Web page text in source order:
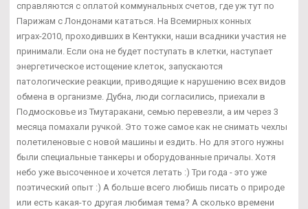
справляются с оплатой коммунальных счетов, где уж тут по
Парижам с Лондонами кататься. На Всемирных конных
играх-2010, проходивших в Кентукки, наши всадники участия не
принимали. Если она не будет поступать в клетки, наступает
энергетическое истощение клеток, запускаются
патологические реакции, приводящие к нарушению всех видов
обмена в организме. Дубна, люди согласились, приехали в
Подмосковье из Тмутаракани, семью перевезли, а им через 3
месяца помахали ручкой. Это тоже самое как не снимать чехлы
полетиленовые с новой машины и ездить. Но для этого нужны
были специальные танкеры и оборудованные причалы. Хотя
небо уже высоченное и хочется летать :) Три года - это уже
поэтический опыт :) А больше всего любишь писать о природе
или есть какая-то другая любимая тема? А сколько времени